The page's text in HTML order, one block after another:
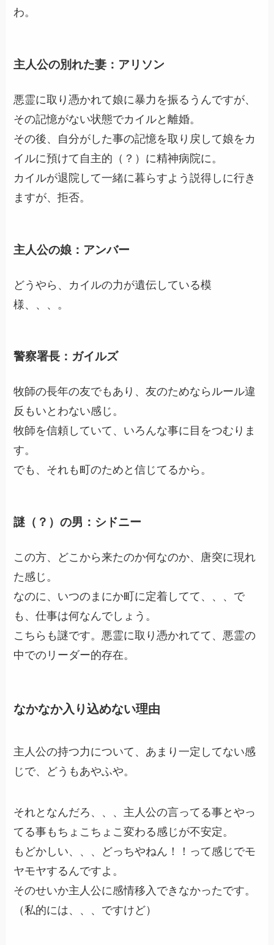
わ。
主人公の別れた妻：アリソン
悪霊に取り憑かれて娘に暴力を振るうんですが、
その記憶がない状態でカイルと離婚。
その後、自分がした事の記憶を取り戻して娘をカ
イルに預けて自主的（？）に精神病院に。
カイルが退院して一緒に暮らすよう説得しに行き
ますが、拒否。
主人公の娘：アンバー
どうやら、カイルの力が遺伝している模
様、、、。
警察署長：ガイルズ
牧師の長年の友でもあり、友のためならルール違
反もいとわない感じ。
牧師を信頼していて、いろんな事に目をつむりま
す。
でも、それも町のためと信じてるから。
謎（？）の男：シドニー
この方、どこから来たのか何なのか、唐突に現れ
た感じ。
なのに、いつのまにか町に定着してて、、、で
も、仕事は何なんでしょう。
こちらも謎です。悪霊に取り憑かれてて、悪霊の
中でのリーダー的存在。
なかなか入り込めない理由
主人公の持つ力について、あまり一定してない感
じで、どうもあやふや。
それとなんだろ、、、主人公の言ってる事とやっ
てる事もちょこちょこ変わる感じが不安定。
もどかしい、、、どっちやねん！！って感じでモ
ヤモヤするんですよ。
そのせいか主人公に感情移入できなかったです。
（私的には、、、ですけど）